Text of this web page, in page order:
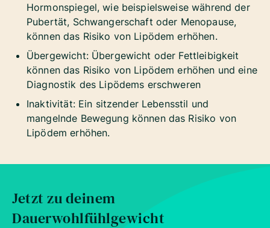
Hormonspiegel, wie beispielsweise während der
Pubertät, Schwangerschaft oder Menopause,
können das Risiko von Lipödem erhöhen.
Übergewicht: Übergewicht oder Fettleibigkeit
können das Risiko von Lipödem erhöhen und eine
Diagnostik des Lipödems erschweren
Inaktivität: Ein sitzender Lebensstil und
mangelnde Bewegung können das Risiko von
Lipödem erhöhen.
Jetzt zu deinem
Dauerwohlfühlgewicht